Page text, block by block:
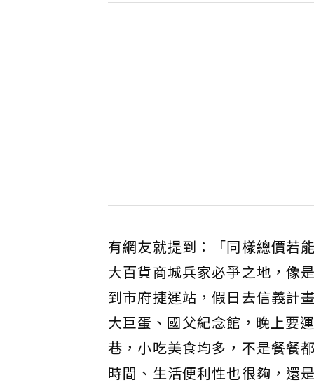
有網友就提到：「同樣總價若
大百貨商城兵家必爭之地，像
到市府捷運站，假日去信義計
大巨蛋、國父紀念館，晚上要
巷，小吃美食均多，不是餐餐
時間、生活便利性也很夠，還